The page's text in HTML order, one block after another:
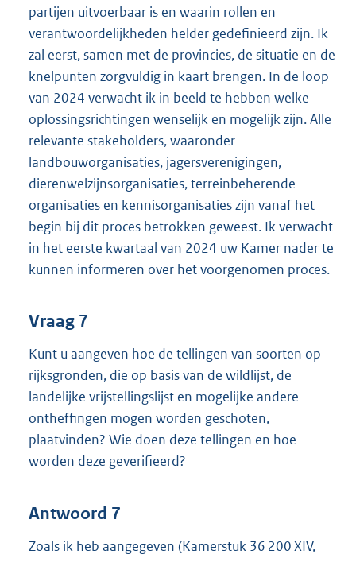
partijen uitvoerbaar is en waarin rollen en
verantwoordelijkheden helder gedefinieerd zijn. Ik
zal eerst, samen met de provincies, de situatie en de
knelpunten zorgvuldig in kaart brengen. In de loop
van 2024 verwacht ik in beeld te hebben welke
oplossingsrichtingen wenselijk en mogelijk zijn. Alle
relevante stakeholders, waaronder
landbouworganisaties, jagersverenigingen,
dierenwelzijnsorganisaties, terreinbeherende
organisaties en kennisorganisaties zijn vanaf het
begin bij dit proces betrokken geweest. Ik verwacht
in het eerste kwartaal van 2024 uw Kamer nader te
kunnen informeren over het voorgenomen proces.
Vraag 7
Kunt u aangeven hoe de tellingen van soorten op
rijksgronden, die op basis van de wildlijst, de
landelijke vrijstellingslijst en mogelijke andere
ontheffingen mogen worden geschoten,
plaatvinden? Wie doen deze tellingen en hoe
worden deze geverifieerd?
Antwoord 7
Zoals ik heb aangegeven (Kamerstuk 36 200 XIV,